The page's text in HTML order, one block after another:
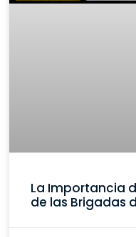
La Importancia
de las Brigadas